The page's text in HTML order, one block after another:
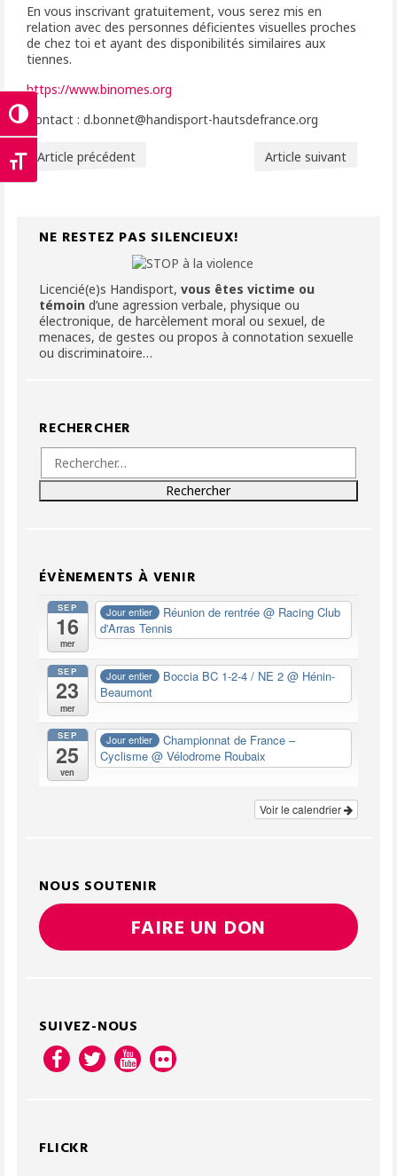
Passer en contraste élevé
Changer la taille de la police
En vous inscrivant gratuitement, vous serez mis en
relation avec des personnes déficientes visuelles proches
de chez toi et ayant des disponibilités similaires aux
tiennes.
https://www.binomes.org
Contact : d.bonnet@handisport-hautsdefrance.org
Article précédent Article suivant
NE RESTEZ PAS SILENCIEUX!
Licencié(e)s Handisport,vous êtes victime ou
témoin d’une agression verbale, physique ou
électronique, de harcèlement moral ou sexuel, de
menaces, de gestes ou propos à connotation sexuelle
ou discriminatoire…
RECHERCHER
Rechercher :
ÉVÈNEMENTS À VENIR
SEP
16
mer
Jour entier Réunion de rentrée@ Racing Club
d'Arras Tennis
SEP
23
mer
Jour entier Boccia BC 1-2-4 / NE 2@ Hénin-
Beaumont
SEP
25
ven
Jour entier
Championnat de France –
Cyclisme @ Vélodrome Roubaix
Voir le calendrier
NOUS SOUTENIR
FAIRE UN DON
SUIVEZ-NOUS
FLICKR